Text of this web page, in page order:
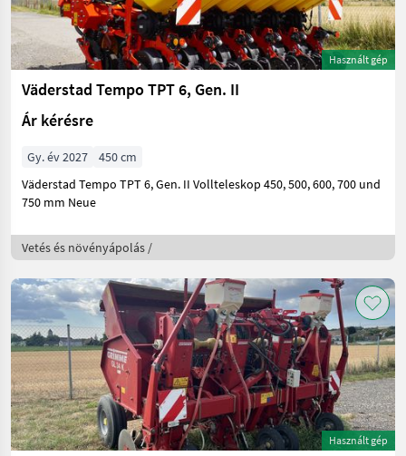
Használt gép
Väderstad Tempo TPT 6, Gen. II
Ár kérésre
Gy. év 2027
450 cm
Väderstad Tempo TPT 6, Gen. II Vollteleskop 450, 500, 600, 700 und
750 mm Neue
Vetés és növényápolás /
Használt gép